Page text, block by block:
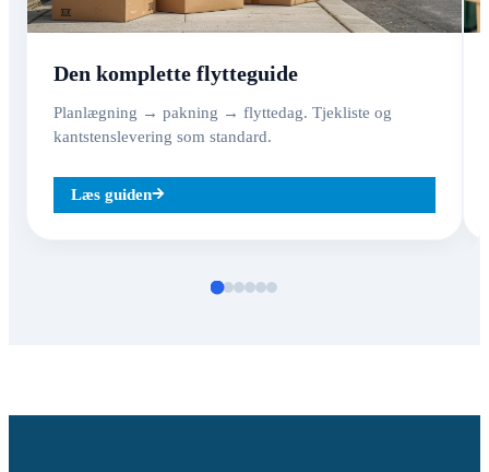
Den komplette flytteguide
Planlægning → pakning → flyttedag. Tjekliste og
kantstenslevering som standard.
Læs guiden